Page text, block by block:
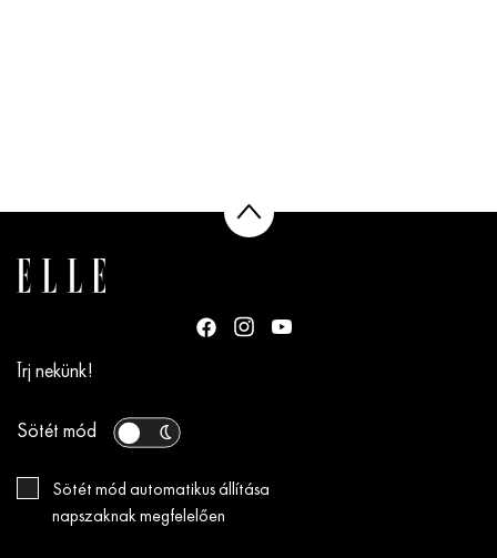
Írj nekünk!
Sötét mód
Sötét mód automatikus állítása
napszaknak megfelelően